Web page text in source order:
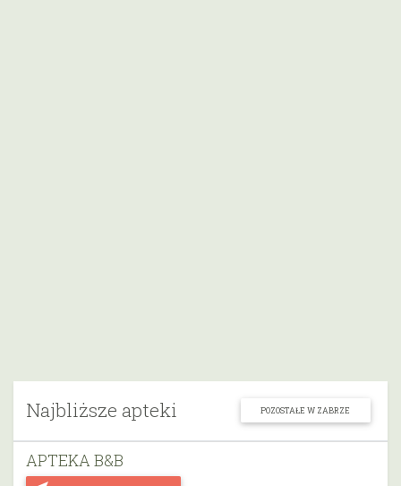
Najbliższe apteki POZOSTAŁE W ZABRZE
APTEKA B&B